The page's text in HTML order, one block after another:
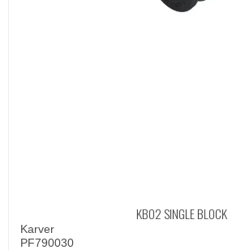
KBO2 SINGLE BLOCK
Karver
PF790030